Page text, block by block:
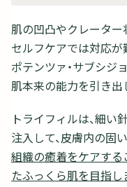
肌の凹凸やクレーター
セルフケアでは対応が
ポテンツァ・サブシジ
肌本来の能力を引き出
トライフィルは、細い
注入して、皮膚内の固
組織の癒着をケアする
たふっくら肌を目指し